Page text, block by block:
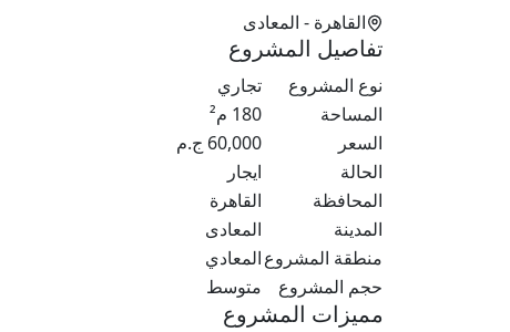
القاهرة - المعادى
تفاصيل المشروع
نوع المشروع
تجاري
المساحة
180 م²
السعر
60,000 ج.م
الحالة
ايجار
المحافظة
القاهرة
المدينة
المعادى
منطقة المشروعالمعادي
حجم المشروع
متوسط
مميزات المشروع